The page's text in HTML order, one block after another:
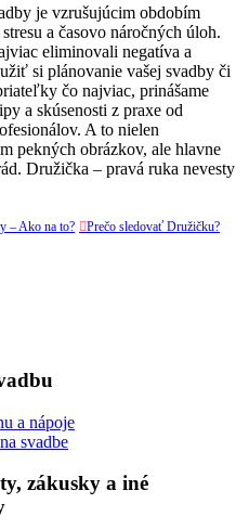
je vzrušujúcim obdobím
a časovo náročných úloh.
eliminovali negatíva a
si plánovanie vašej svadby či
čo najviac, prinášame
a skúsenosti z praxe od
A to nielen
pekných obrázkov, ale hlavne
Družička – pravá ruka nevesty
– Ako na to? Prečo sledovať Družičku?
a nápoje
svadbe
zákusky a iné